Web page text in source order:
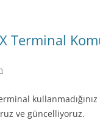
Terminal
ve güncelliyoruz.